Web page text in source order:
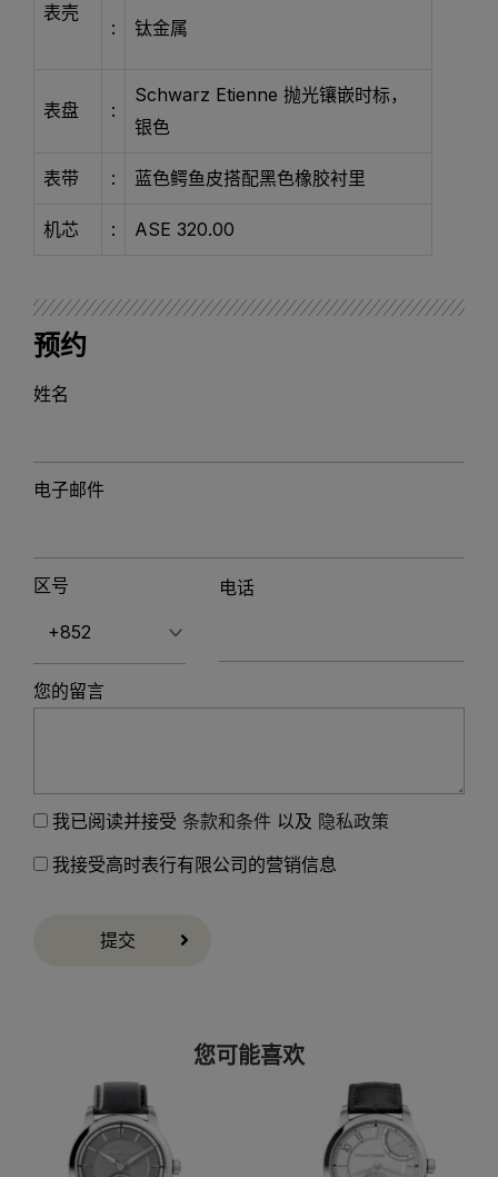
表壳
: 钛金属
表盘 :
Schwarz Etienne 抛光镶嵌时标，
银色
表带 : 蓝色鳄鱼皮搭配黑色橡胶衬里
机芯 : ASE 320.00
预约
姓名
电子邮件
区号 电话
您的留言
我已阅读并接受 条款和条件 以及 隐私政策
我接受高时表行有限公司的营销信息
提交
您可能喜欢